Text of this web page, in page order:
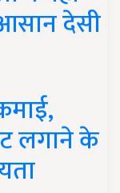
देसी
लगाने के